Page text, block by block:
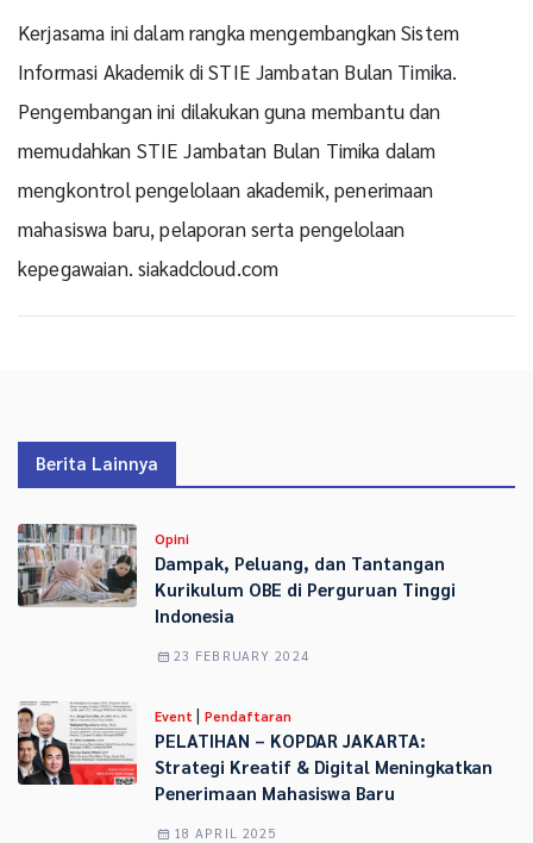
Kerjasama ini dalam rangka mengembangkan Sistem
Informasi Akademik di STIE Jambatan Bulan Timika.
Pengembangan ini dilakukan guna membantu dan
memudahkan STIE Jambatan Bulan Timika dalam
mengkontrol pengelolaan akademik, penerimaan
mahasiswa baru, pelaporan serta pengelolaan
kepegawaian. siakadcloud.com
Berita Lainnya
Opini
Dampak, Peluang, dan Tantangan
Kurikulum OBE di Perguruan Tinggi
Indonesia
23 FEBRUARY 2024
Event | Pendaftaran
PELATIHAN – KOPDAR JAKARTA:
Strategi Kreatif & Digital Meningkatkan
Penerimaan Mahasiswa Baru
18 APRIL 2025